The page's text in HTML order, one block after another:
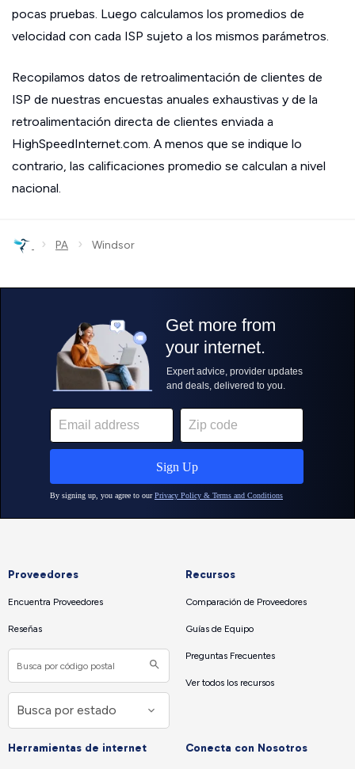
pocas pruebas. Luego calculamos los promedios de
velocidad con cada ISP sujeto a los mismos parámetros.
Recopilamos datos de retroalimentación de clientes de
ISP de nuestras encuestas anuales exhaustivas y de la
retroalimentación directa de clientes enviada a
HighSpeedInternet.com. A menos que se indique lo
contrario, las calificaciones promedio se calculan a nivel
nacional.
› PA › Windsor
Proveedores
Encuentra Proveedores
Reseñas
Recursos
Comparación de Proveedores
Guías de Equipo
Preguntas Frecuentes
Ver todos los recursos
Herramientas de internet Conecta con Nosotros